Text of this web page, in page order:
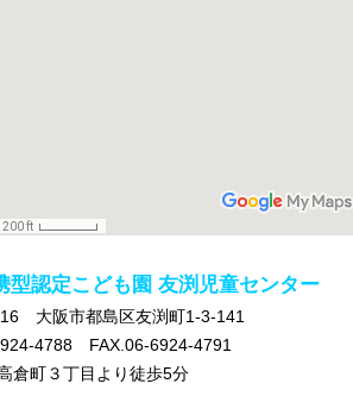
型認定こども園 友渕児童センター
大阪市都島区友渕町1-3-141
4788 FAX.06-6924-4791
倉町３丁目より徒歩5分